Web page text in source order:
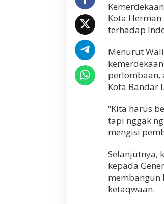
Kota
terhadap
Menurut
perlombaan,
Kota Bandar
“Kita harus
tapi nggak
mengisi
Selanjutnya,
kepada
membangun
ketaqwaan.